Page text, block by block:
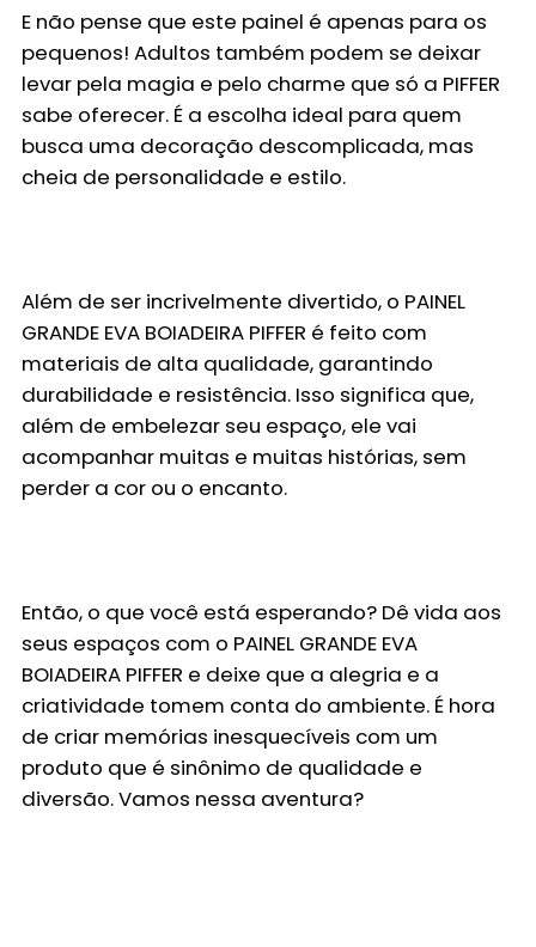
E não pense que este painel é apenas para os
pequenos! Adultos também podem se deixar
levar pela magia e pelo charme que só a PIFFER
sabe oferecer. É a escolha ideal para quem
busca uma decoração descomplicada, mas
cheia de personalidade e estilo.
Além de ser incrivelmente divertido, o PAINEL
GRANDE EVA BOIADEIRA PIFFER é feito com
materiais de alta qualidade, garantindo
durabilidade e resistência. Isso significa que,
além de embelezar seu espaço, ele vai
acompanhar muitas e muitas histórias, sem
perder a cor ou o encanto.
Então, o que você está esperando? Dê vida aos
seus espaços com o PAINEL GRANDE EVA
BOIADEIRA PIFFER e deixe que a alegria e a
criatividade tomem conta do ambiente. É hora
de criar memórias inesquecíveis com um
produto que é sinônimo de qualidade e
diversão. Vamos nessa aventura?